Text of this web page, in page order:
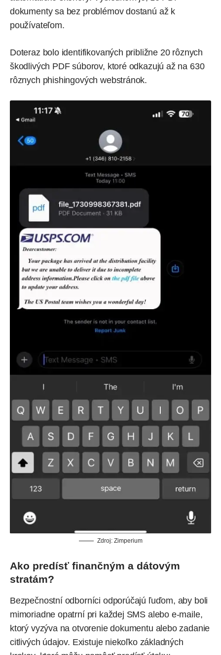
dokumenty sa bez problémov dostanú až k
používateľom.
Doteraz bolo identifikovaných približne 20 rôznych
škodlivých PDF súborov, ktoré odkazujú až na 630
rôznych phishingových webstránok.
Zdroj: Zimperium
Ako predísť finančným a dátovým
stratám?
Bezpečnostní odborníci odporúčajú ľuďom, aby boli
mimoriadne opatrní pri každej SMS alebo e-maile,
ktorý vyzýva na otvorenie dokumentu alebo zadanie
citlivých údajov. Existuje niekoľko základných